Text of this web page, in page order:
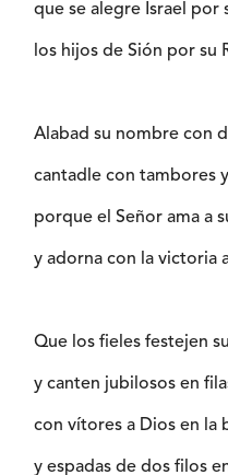
que se alegre Israel por
los hijos de Sión por su
Alabad su nombre con
cantadle con tambores
porque el Señor ama a
y adorna con la victoria
Que los fieles festejen
y canten jubilosos en
con vítores a Dios en la
y espadas de dos filos